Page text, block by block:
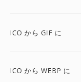
ICO から GIF に
ICO から WEBP に